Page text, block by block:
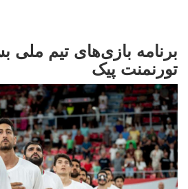
برنامه بازی‌های تیم ملی
تورنمنت پیک